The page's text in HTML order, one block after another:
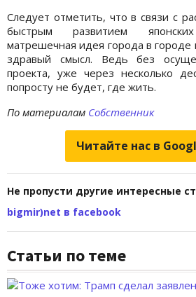
Следует отметить, что в связи с
быстрым развитием
матрешечная идея города в городе
здравый смысл. Ведь без
проекта, уже через несколько
попросту не будет, где жить.
По материалам Собственник
Читайте нас в
Не пропусти другие интересные
bigmir)net в facebook
Статьи по теме